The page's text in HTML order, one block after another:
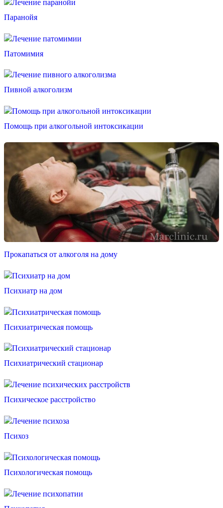
Паранойя
Патомимия
Пивной алкоголизм
Помощь при алкогольной интоксикации
Прокапаться от алкоголя на дому
Психиатр на дом
Психиатрическая помощь
Психиатрический стационар
Психическое расстройство
Психоз
Психологическая помощь